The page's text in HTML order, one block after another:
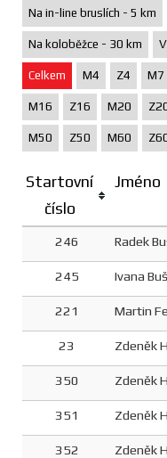
Na in-line bruslích - 5 km
Na koloběžce - 30 km
Celkem M4 Z4 M7
M16 Z16 M20
M50 Z50 M60
Startovní
číslo
Jméno
246 Radek
245 Ivana
221 Martin
23 Zdeněk
350 Zdeněk
351 Zdeněk
352 Zdeněk